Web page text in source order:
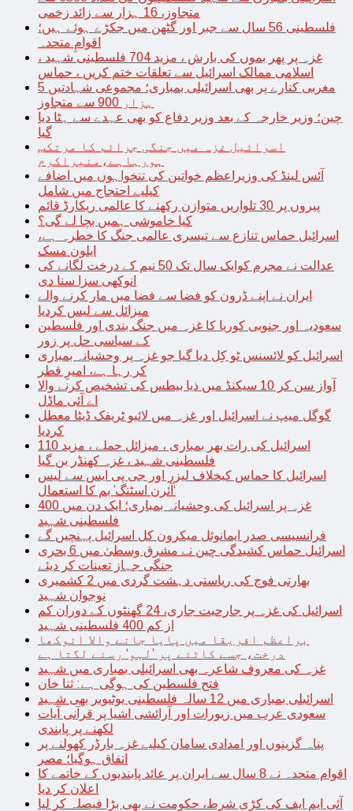
متجاوز، 16 ہزار سے زائد زخمی
فلسطینی 56 سال سے جبر اور گٹھن میں جکڑے ہوئے ہیں؛
اقوامِ متحدہ
غزہ پر پھر بموں کی بارش ، مزید 704 فلسطینی شہید ،
اسلامی ممالک اسرائیل سے تعلقات ختم کریں ، حماس
مغربی کنارے پر بھی اسرائیلی بمباری؛ مجموعی شہادتیں 5
ہزار 900 سے متجاوز
چین؛ وزیر خارجہ کے بعد وزیر دفاع کو بھی عہدے سے ہٹا دیا
گیا
اسرائیل غزہ میں جنگی جرائم کا مرتکب
ہورہاہے،منیراکرم
آئس لینڈ کی وزیراعظم خواتین کی تنخواہوں میں اضافے
کیلیے احتجاج میں شامل
پیروں پر 30 تلواریں متوازن رکھنے کا عالمی ریکارڈ قائم
کیا خاموشی ہمیں بچا لے گی؟
اسرائیل حماس تنازع سے تیسری عالمی جنگ کا خطرہ ہے،
ایلون مسک
عدالت نے مجرم کوایک سال تک 50 نیم کے درخت لگانے کی
انوکھی سزا سنا دی
ایران نے اپنے ڈرون کو فضا سے فضا میں مار کرنے والے
میزائل سے لیس کردیا
سعودیہ اور جنوبی کوریا کا غزہ میں جنگ بندی اور فلسطین
کے سیاسی حل پر زور
اسرائیل کو لائسنس ٹو کِل دیا گیا جو غزہ پر وحشیانہ بمباری
کر رہا ہے، امیرِ قطر
آواز سن کر 10 سیکنڈ میں ذیا بیطس کی تشخیص کرنے والا
اے آئی ماڈل
گوگل میپ نے اسرائیل اور غزہ میں لائیو ٹریفک ڈیٹا معطل
کردیا
اسرائیل کی رات بھر بمباری ، میزائل حملے ، مزید 110
فلسطینی شہید ، غزہ کھنڈر بن گیا
اسرائیل کا حماس کیخلاف لیزر اور جی پی ایس سے لیس
‘آئرن اسٹنگ’ بم کا استعمال
غزہ پر اسرائیل کی وحشیانہ بمباری؛ ایک دن میں 400
فلسطینی شہید
فرانسیسی صدر ایمانوئل میکرون کل اسرائیل پہنچیں گے
اسرائیل حماس کشیدگی چین نے مشرق وسطیٰ میں 6 بحری
جنگی جہاز تعینات کر دیئے
بھارتی فوج کی ریاستی دہشت گردی میں 2 کشمیری
نوجوان شہید
اسرائیل کی غزہ پر جارحیت جاری، 24 گھنٹوں کے دوران کم
از کم 400 فلسطینی شہید
براعظم افریقا میں پایا جانے والا انوکھا
درخت، جسے کاٹنے پر ’لہو‘ رسنے لگتا ہے
غزہ کی معروف شاعرہ بھی اسرائیلی بمباری میں شہید
فتح فلسطین کی ہوگی ہے: ثنا خان
اسرائیلی بمباری میں 12 سالہ فلسطینی یوٹیوبر بھی شہید
سعودی عرب میں زیورات اور آرائشی اشیا پر قرآنی آیات
لکھنے پر پابندی
پناہ گزینوں اور امدادی سامان کیلیے غزہ بارڈر کھولنے پر
اتفاق ہوگیا؛ مصر
اقوام متحدہ نے 8 سال سے ایران پر عائد پابندیوں کے خاتمے کا
اعلان کر دیا
آئی ایم ایف کی کڑی شرط، حکومت نے بھی بڑا فیصلہ کر لیا